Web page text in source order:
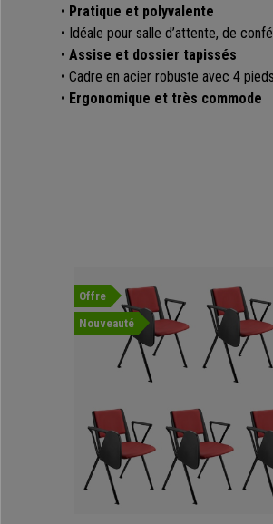
• Pratique et polyvalente
• Idéale pour salle d’attente, de
• Assise et dossier tapissés
• Cadre en acier robuste avec 4 pieds
• Ergonomique et très commode
Offre
Nouveauté